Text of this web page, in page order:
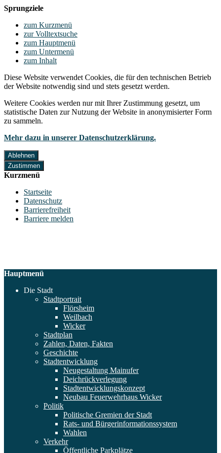
Sprungziele
zum Kurzmenü
zur Volltextsuche
zum Hauptmenü
zum Untermenü
zum Inhalt
Diese Website verwendet Cookies, die für den technischen Betrieb
der Website notwendig sind und stets gesetzt werden.
Weitere Cookies werden nur mit Ihrer Zustimmung gesetzt, um
statistische Daten zur Nutzung der Website in anonymisierter Form
zu sammeln.
Mehr dazu in unserer Datenschutzerklärung.
Ablehnen
Zustimmen
Kurzmenü
Startseite
Datenschutz
Barrierefreiheit
Barriere melden
Hauptmenü
Die Stadt
Stadtportrait
Flörsheim
Weilbach
Wicker
Stadtplan
Zahlen, Daten, Fakten
Geschichte
Stadtentwicklung
Neugestaltung Mainufer
Deichrückverlegung
Stadtentwicklungskonzept
Neubau Feuerwehrhaus Wicker
Politik
Politische Gremien der Stadt
Rats- und Bürgerinformationssystem
Wahlen
Verkehr
Öffentliche Parkplätze